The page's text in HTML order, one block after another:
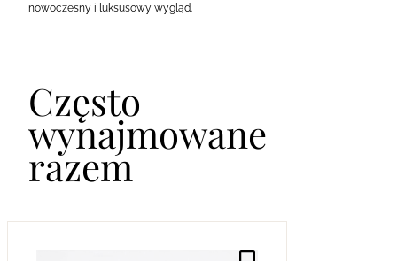
nowoczesny i luksusowy wygląd.
Często
wynajmowane
razem